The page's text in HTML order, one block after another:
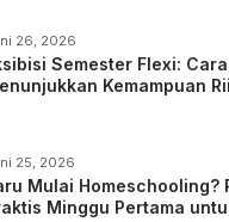
26, 2026
Semester Flexi:
Kemampuan
25, 2026
Mulai Homeschooling?
Minggu Pertama